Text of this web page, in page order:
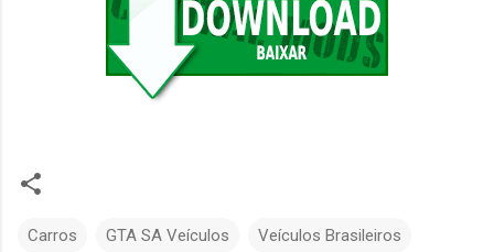
Carros GTA SA Veículos Veículos Brasileiros